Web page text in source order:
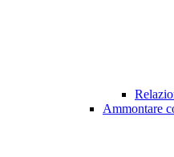
Ammontare